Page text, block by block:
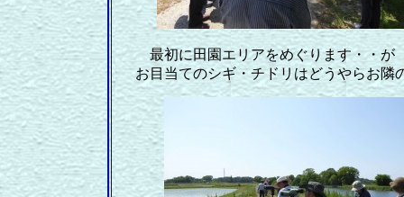
最初に田園エリアをめぐります・・が
お目当てのシギ・チドリはどうやらお隣